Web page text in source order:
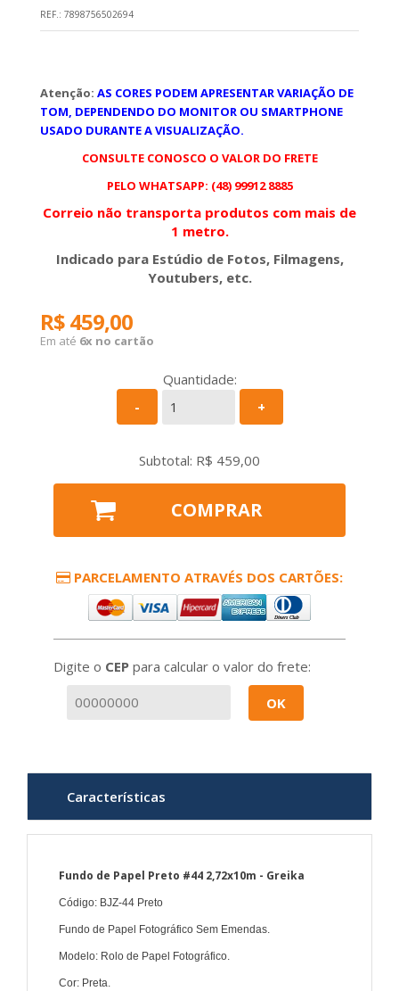
REF.: 7898756502694
Atenção: AS CORES PODEM APRESENTAR VARIAÇÃO DE
TOM, DEPENDENDO DO MONITOR OU SMARTPHONE
USADO DURANTE A VISUALIZAÇÃO.
CONSULTE CONOSCO O VALOR DO FRETE
PELO WHATSAPP: (48) 99912 8885
Correio não transporta produtos com mais de
1 metro.
Indicado para Estúdio de Fotos, Filmagens,
Youtubers, etc.
R$ 459,00
Em até 6x no cartão
Quantidade:
-
+
Subtotal: R$ 459,00
COMPRAR
PARCELAMENTO ATRAVÉS DOS CARTÕES:
Digite o CEP para calcular o valor do frete:
OK
Características
Fundo de Papel Preto #44 2,72x10m - Greika
Código: BJZ-44 Preto
Fundo de Papel Fotográfico Sem Emendas.
Modelo: Rolo de Papel Fotográfico.
Cor: Preta.